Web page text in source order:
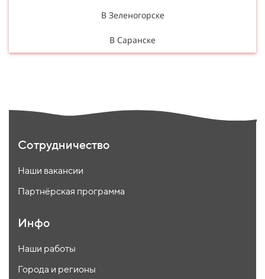
В Зеленогорске
В Саранске
Сотрудничество
Наши вакансии
Партнёрская программа
Инфо
Наши работы
Города и регионы